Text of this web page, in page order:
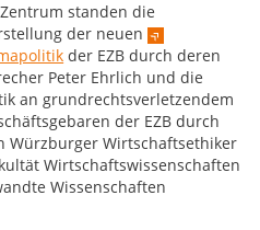
standen die
der neuen
der EZB durch deren
Peter Ehrlich und die
an grundrechtsverletzendem
der EZB durch
Würzburger Wirtschaftsethiker
Wirtschaftswissenschaften
Wissenschaften